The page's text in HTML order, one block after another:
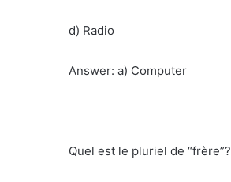
d) Radio
Answer: a) Computer
Quel est le pluriel de “frère”?